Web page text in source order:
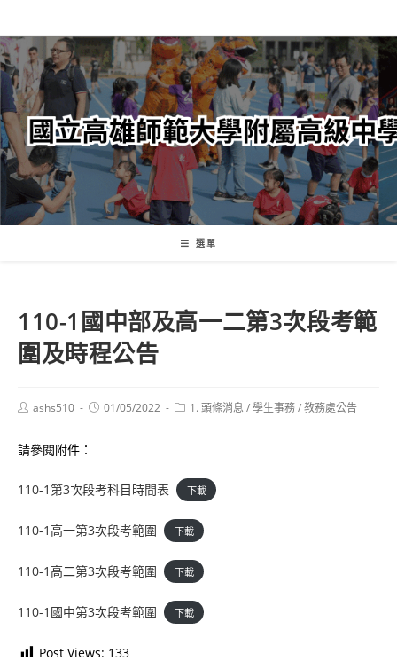
轉
至
主
內
容
選單
110-1國中部及高一二第3次段考範
圍及時程公告
Postashs510
Post01/05/2022
Post1. 頭條消息 /學生事務/教務處公告
請參閱附件：
110-1第3次段考科目時間表 下載
110-1高一第3次段考範圍 下載
110-1高二第3次段考範圍 下載
110-1國中第3次段考範圍 下載
Post Views: 133